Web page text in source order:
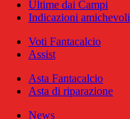
Ultime dai Campi
Indicazioni amichevoli
Voti Fantacalcio
Assist
Asta Fantacalcio
Asta di riparazione
News